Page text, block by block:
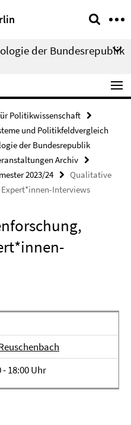
der Bundesrepublik
Politikwissenschaft
und Politikfeldvergleich
der Bundesrepublik
Archiv
2023/24
Qualitative
Interviews
- 18:00 Uhr